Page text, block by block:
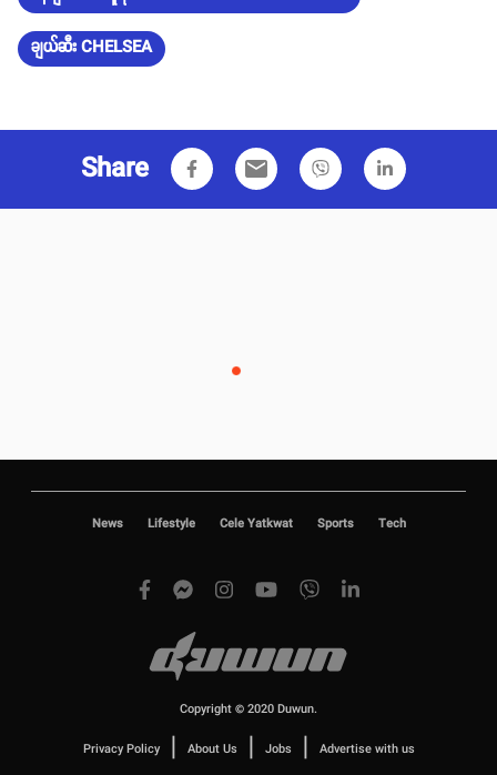
ချယ်ဆီး CHELSEA
Share email
News Lifestyle Cele Yatkwat Sports Tech
Copyright © 2020 Duwun.
Privacy Policy | About Us | Jobs | Advertise with us